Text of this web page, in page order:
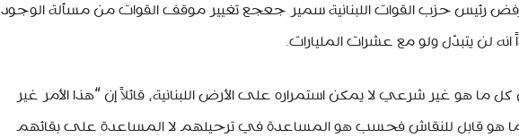
رئيس حزب القوات اللبنانية سمير جعجع تغيير موقف القوات من مسألة الوجود
لن يتبدّل ولو مع عشرات المليارات.
ما هو غير شرعي لا يمكن استمراره على الأرض اللبنانية، قائلاً إن “هذا الأمر غير
هو قابل للنقاش فحسب هو المساعدة في ترحيلهم لا المساعدة على بقائهم